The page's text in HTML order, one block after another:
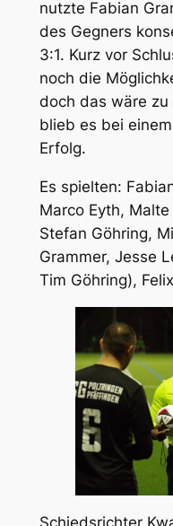
nutzte Fabian
des Gegners
3:1. Kurz vor
noch die
doch das wäre
blieb es bei
Erfolg.
Es spielten:
Marco Eyth,
Stefan Göhring,
Grammer, Jesse
Tim Göhring),
Schiedsrichter